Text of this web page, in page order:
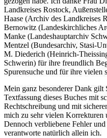
Landkreises Rostock,
Haase (Archiv des Landkreises
Bernowitz (Landeskirchliches
Manke (Landeshauptarchiv
Mentzel (Bundesarchiv, Stasi-
M. Diederich (Heinrich-
Schwerin) für ihre freundlich
Spurensuche und für ihre vielen
Mein ganz besonderer Dank gilt
Textfassung dieses Buches mit
Rechtschreibung und mit
mich zu sehr vielen Korrekturen
Dennoch verbliebene Fehler
verantworte natürlich allein ich.